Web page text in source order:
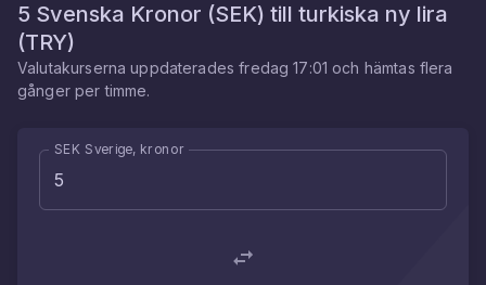
5 Svenska Kronor (SEK) till turkiska ny lira
(TRY)
Valutakurserna uppdateradesfredag 17:01 och hämtas flera
gånger per timme.
SEK Sverige, kronor